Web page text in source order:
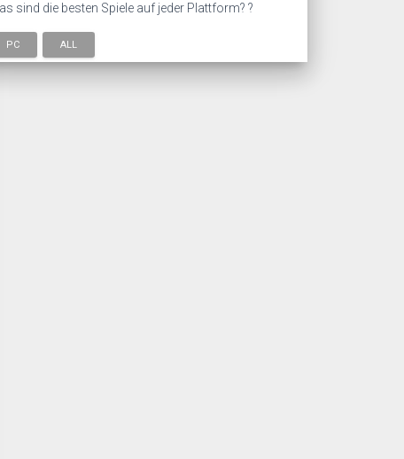
sind die besten Spiele auf jeder Plattform? ?
PC ALL